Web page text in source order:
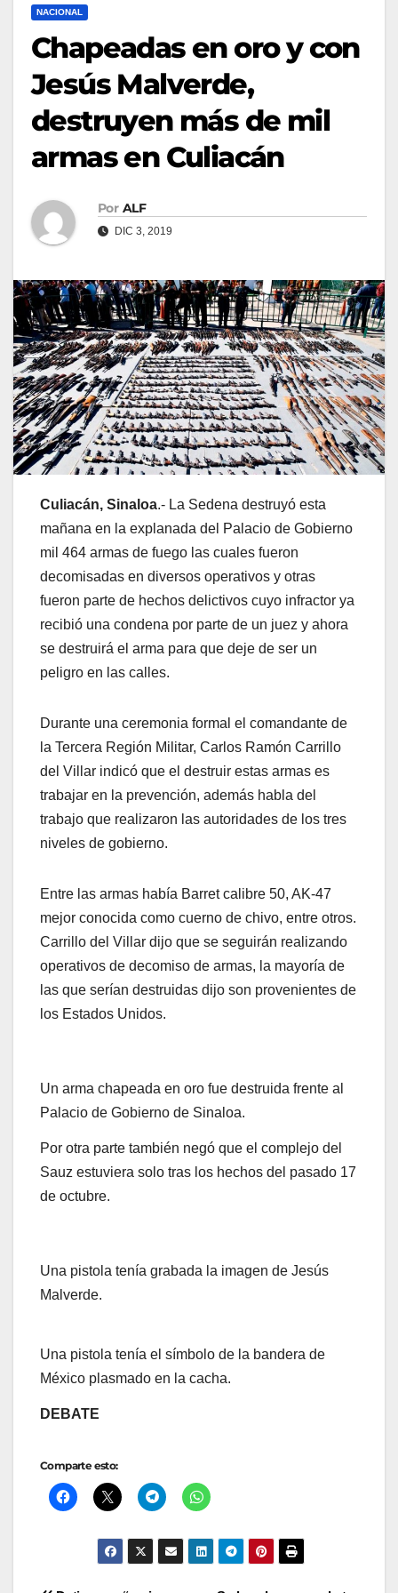
NACIONAL
Chapeadas en oro y con
Jesús Malverde,
destruyen más de mil
armas en Culiacán
Por ALF
DIC 3, 2019
Culiacán, Sinaloa.- La Sedena destruyó esta
mañana en la explanada del Palacio de Gobierno
mil 464 armas de fuego las cuales fueron
decomisadas en diversos operativos y otras
fueron parte de hechos delictivos cuyo infractor ya
recibió una condena por parte de un juez y ahora
se destruirá el arma para que deje de ser un
peligro en las calles.
Durante una ceremonia formal el comandante de
la Tercera Región Militar, Carlos Ramón Carrillo
del Villar indicó que el destruir estas armas es
trabajar en la prevención, además habla del
trabajo que realizaron las autoridades de los tres
niveles de gobierno.
Entre las armas había Barret calibre 50, AK-47
mejor conocida como cuerno de chivo, entre otros.
Carrillo del Villar dijo que se seguirán realizando
operativos de decomiso de armas, la mayoría de
las que serían destruidas dijo son provenientes de
los Estados Unidos.
Un arma chapeada en oro fue destruida frente al
Palacio de Gobierno de Sinaloa.
Por otra parte también negó que el complejo del
Sauz estuviera solo tras los hechos del pasado 17
de octubre.
Una pistola tenía grabada la imagen de Jesús
Malverde.
Una pistola tenía el símbolo de la bandera de
México plasmado en la cacha.
DEBATE
Comparte esto: